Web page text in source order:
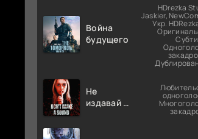
Война
будущего
HDrezka
Jaskier,
Укр.
Не
издавай ни